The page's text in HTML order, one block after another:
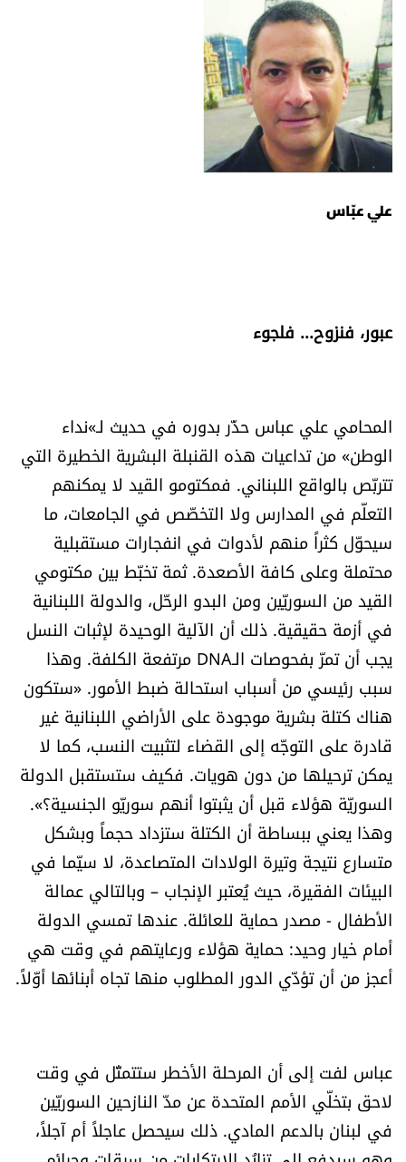
علي عبّاس
عبور، فنزوح... فلجوء
المحامي علي عباس حذّر بدوره في حديث لـ»نداء
الوطن» من تداعيات هذه القنبلة البشرية الخطيرة التي
تتربّص بالواقع اللبناني. فمكتومو القيد لا يمكنهم
التعلّم في المدارس ولا التخصّص في الجامعات، ما
سيحوّل كثراً منهم لأدوات في انفجارات مستقبلية
محتملة وعلى كافة الأصعدة. ثمة تخبّط بين مكتومي
القيد من السوريّين ومن البدو الرحّل، والدولة اللبنانية
في أزمة حقيقية. ذلك أن الآلية الوحيدة لإثبات النسل
يجب أن تمرّ بفحوصات الـDNA مرتفعة الكلفة. وهذا
سبب رئيسي من أسباب استحالة ضبط الأمور. «ستكون
هناك كتلة بشرية موجودة على الأراضي اللبنانية غير
قادرة على التوجّه إلى القضاء لتثبيت النسب، كما لا
يمكن ترحيلها من دون هويات. فكيف ستستقبل الدولة
السوريّة هؤلاء قبل أن يثبتوا أنهم سوريّو الجنسية؟».
وهذا يعني ببساطة أن الكتلة ستزداد حجماً وبشكل
متسارع نتيجة وتيرة الولادات المتصاعدة، لا سيّما في
البيئات الفقيرة، حيث يُعتبر الإنجاب – وبالتالي عمالة
الأطفال - مصدر حماية للعائلة. عندها تمسي الدولة
أمام خيار وحيد: حماية هؤلاء ورعايتهم في وقت هي
أعجز من أن تؤدّي الدور المطلوب منها تجاه أبنائها أوّلاً.
عباس لفت إلى أن المرحلة الأخطر ستتمثّل في وقت
لاحق بتخلّي الأمم المتحدة عن مدّ النازحين السوريّين
في لبنان بالدعم المادي. ذلك سيحصل عاجلاً أم آجلاً،